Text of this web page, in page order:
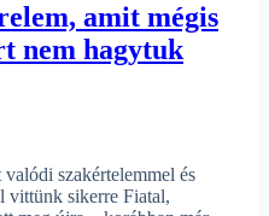
amit mégis
nem hagytuk
szakértelemmel és
vittünk sikerre Fiatal,